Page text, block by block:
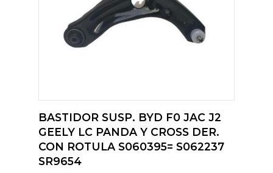
BASTIDOR SUSP. BYD F0 JAC J2
GEELY LC PANDA Y CROSS DER.
CON ROTULA S060395= S062237
SR9654